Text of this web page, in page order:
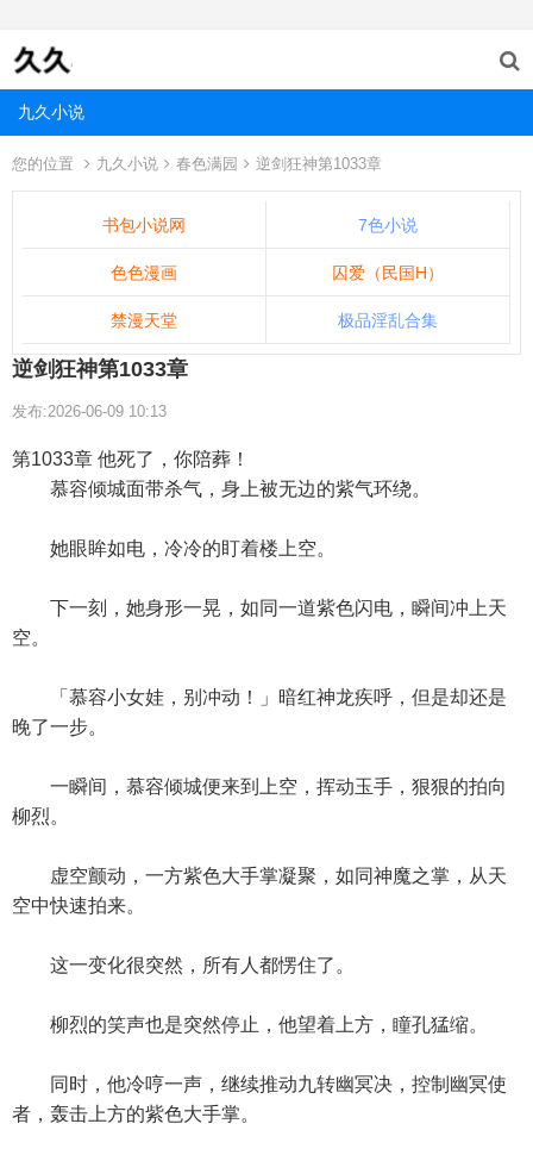
九久小说
您的位置 九久小说 春色满园 逆剑狂神第1033章
书包小说网 7色小说
色色漫画 囚爱（民国H）
禁漫天堂 极品淫乱合集
逆剑狂神第1033章
发布:2026-06-09 10:13
第1033章 他死了，你陪葬！
慕容倾城面带杀气，身上被无边的紫气环绕。
她眼眸如电，冷冷的盯着楼上空。
下一刻，她身形一晃，如同一道紫色闪电，瞬间冲上天
空。
「慕容小女娃，别冲动！」暗红神龙疾呼，但是却还是
晚了一步。
一瞬间，慕容倾城便来到上空，挥动玉手，狠狠的拍向
柳烈。
虚空颤动，一方紫色大手掌凝聚，如同神魔之掌，从天
空中快速拍来。
这一变化很突然，所有人都愣住了。
柳烈的笑声也是突然停止，他望着上方，瞳孔猛缩。
同时，他冷哼一声，继续推动九转幽冥决，控制幽冥使
者，轰击上方的紫色大手掌。